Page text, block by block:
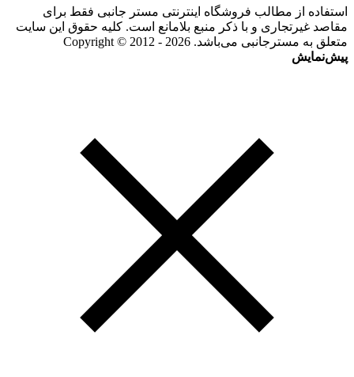
استفاده از مطالب فروشگاه اینترنتی مستر جانبی فقط برای
مقاصد غیرتجاری و با ذکر منبع بلامانع است. کلیه حقوق این سایت
متعلق به مسترجانبی می‌باشد. Copyright © 2012 - 2026
پیش‌نمایش